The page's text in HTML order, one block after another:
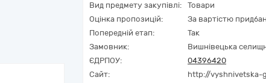
Вид предмету закупівлі:
Товари
Оцінка пропозицій:
За вартістю
Попередній етап:
Так
Замовник:
Вишнівецька
ЄДРПОУ:
04396420
Сайт:
http://vyshnivetska-